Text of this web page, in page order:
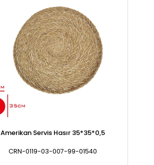
Amerikan Servis Hasır 35*35*0,5
CRN-0119-03-007-99-01540